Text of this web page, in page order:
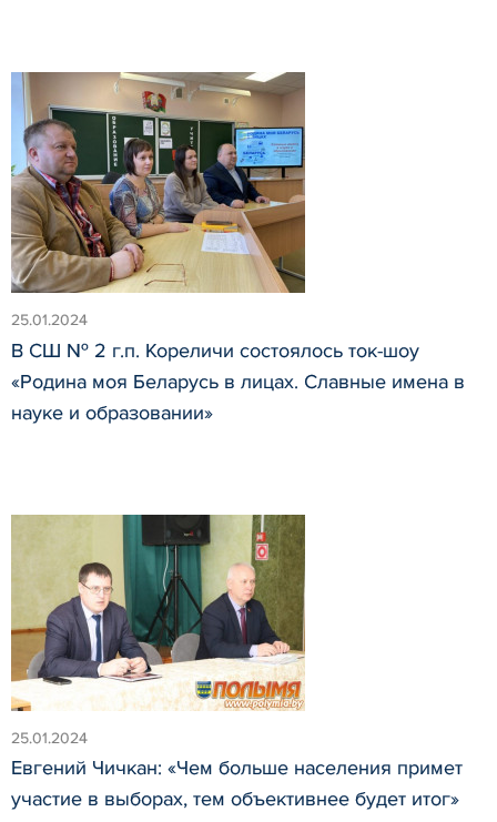
25.01.2024
В СШ № 2 г.п. Кореличи состоялось ток-шоу
«Родина моя Беларусь в лицах. Славные имена в
науке и образовании»
25.01.2024
Евгений Чичкан: «Чем больше населения примет
участие в выборах, тем объективнее будет итог»